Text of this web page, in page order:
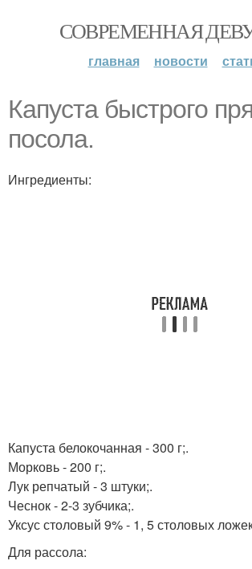
СОВРЕМЕННАЯ
главная новости
Капуста быстрого
посола.
Ингредиенты:
Капуста белокочанная - 300 г;.
Морковь - 200 г;.
Лук репчатый - 3 штуки;.
Чеснок - 2-3 зубчика;.
Уксус столовый 9% - 1, 5 столовых
Для рассола: